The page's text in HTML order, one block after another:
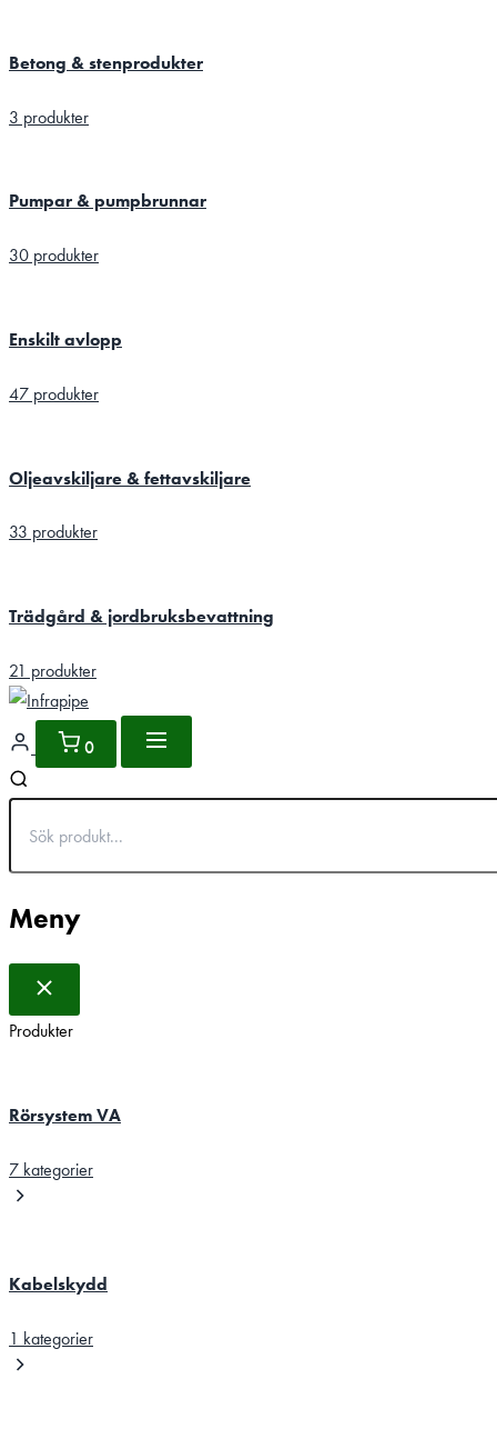
Betong & stenprodukter
3 produkter
Pumpar & pumpbrunnar
30 produkter
Enskilt avlopp
47 produkter
Oljeavskiljare & fettavskiljare
33 produkter
Trädgård & jordbruksbevattning
21 produkter
0
Meny
Produkter
Rörsystem VA
7 kategorier
Kabelskydd
1 kategorier